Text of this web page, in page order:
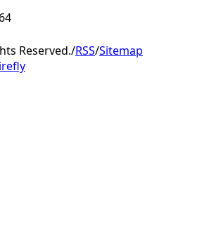
Reserved./RSS/Sitemap